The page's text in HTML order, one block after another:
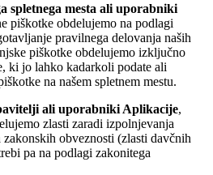
spletnega mesta ali uporabniki
piškotke obdelujemo na podlagi
pravilnega delovanja naših
piškotke obdelujemo izključno
ki jo lahko kadarkoli podate ali
na našem spletnem mestu.
ali uporabniki Aplikacije,
zlasti zaradi izpolnjevanja
obveznosti (zlasti davčnih
pa na podlagi zakonitega